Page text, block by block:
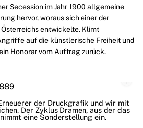
Secession im Jahr 1900 allgemeine
hervor, woraus sich einer der
entwickelte. Klimt
auf die künstlerische Freiheit und
Honorar vom Auftrag zurück.
der Druckgrafik und wir mit
Der Zyklus Dramen, aus der das
eine Sonderstellung ein.